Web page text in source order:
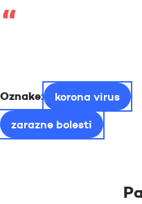
Oznake:
korona virus
zarazne bolesti